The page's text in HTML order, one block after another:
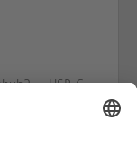
USB-C-
zwei 4K-